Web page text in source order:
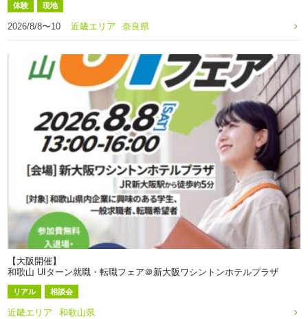
体験 現地
2026/8/8〜10 近畿エリア 奈良県
【大阪開催】
和歌山 UIターン就職・転職フェア＠新大阪ワシントンホテルプラザ
リアル 相談会
近畿エリア 和歌山県